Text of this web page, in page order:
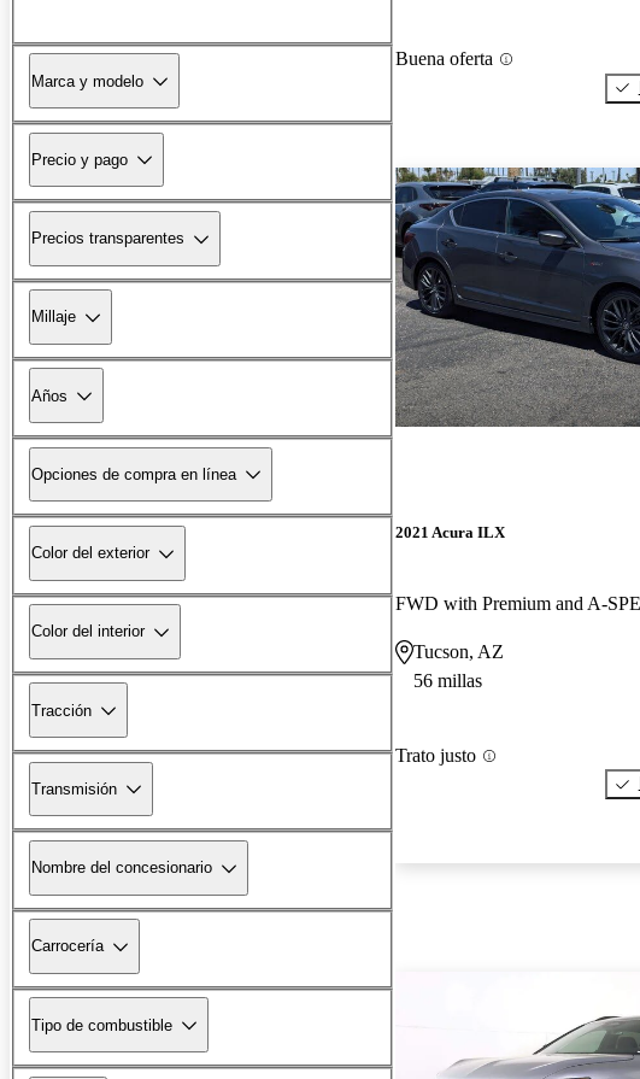
Marca y modelo
Precio y pago
Precios transparentes
Millaje
Años
Opciones de compra en línea
Color del exterior
Color del interior
Tracción
Transmisión
Nombre del concesionario
Carrocería
Tipo de combustible
Buena oferta
2021 Acura ILX
Tucson, AZ
56 millas
Trato justo